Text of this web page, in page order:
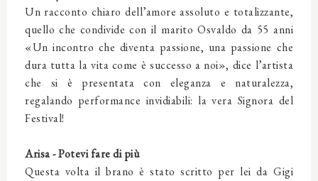
Un racconto chiaro dell’amore assoluto e totalizzante,
quello che condivide con il marito Osvaldo da 55 anni
«Un incontro che diventa passione, una passione che
dura tutta la vita come è successo a noi», dice l’artista
che si è presentata con eleganza e naturalezza,
regalando performance invidiabili: la vera Signora del
Festival!
Arisa - Potevi fare di più
Questa volta il brano è stato scritto per lei da Gigi